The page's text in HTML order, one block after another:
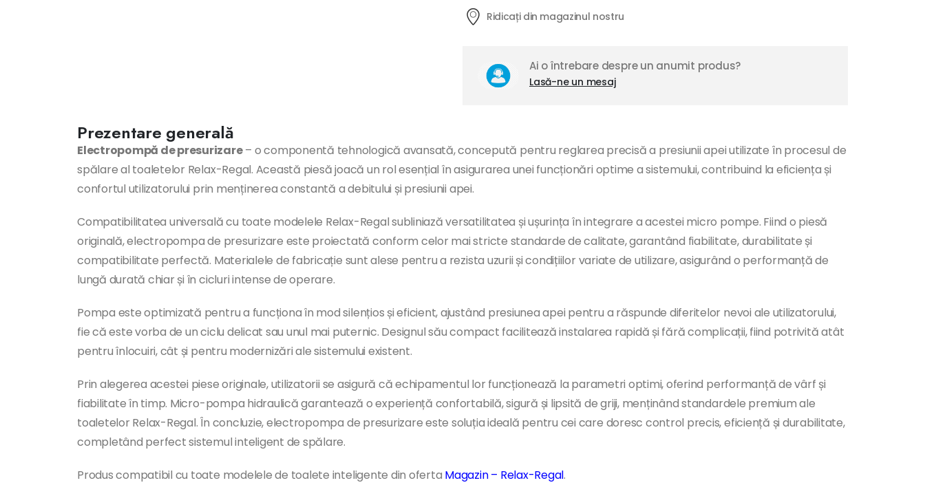
Ridicați din magazinul nostru
Ai o întrebare despre un anumit produs?
Lasă-ne un mesaj
Prezentare generală
Electropompă de presurizare– o componentă tehnologică avansată, concepută pentru reglarea precisă a presiunii apei utilizate în procesul de
spălare al toaletelor Relax-Regal. Această piesă joacă un rol esențial în asigurarea unei funcționări optime a sistemului, contribuind la eficiența și
confortul utilizatorului prin menținerea constantă a debitului și presiunii apei.
Compatibilitatea universală cu toate modelele Relax-Regal subliniază versatilitatea și ușurința în integrare a acestei micro pompe. Fiind o piesă
originală, electropompa de presurizare este proiectată conform celor mai stricte standarde de calitate, garantând fiabilitate, durabilitate și
compatibilitate perfectă. Materialele de fabricație sunt alese pentru a rezista uzurii și condițiilor variate de utilizare, asigurând o performanță de
lungă durată chiar și în cicluri intense de operare.
Pompa este optimizată pentru a funcționa în mod silențios și eficient, ajustând presiunea apei pentru a răspunde diferitelor nevoi ale utilizatorului,
fie că este vorba de un ciclu delicat sau unul mai puternic. Designul său compact facilitează instalarea rapidă și fără complicații, fiind potrivită atât
pentru înlocuiri, cât și pentru modernizări ale sistemului existent.
Prin alegerea acestei piese originale, utilizatorii se asigură că echipamentul lor funcționează la parametri optimi, oferind performanță de vârf și
fiabilitate în timp. Micro-pompa hidraulică garantează o experiență confortabilă, sigură și lipsită de griji, menținând standardele premium ale
toaletelor Relax-Regal. În concluzie, electropompa de presurizare este soluția ideală pentru cei care doresc control precis, eficiență și durabilitate,
completând perfect sistemul inteligent de spălare.
Produs compatibil cu toate modelele de toalete inteligente din oferta Magazin – Relax-Regal.